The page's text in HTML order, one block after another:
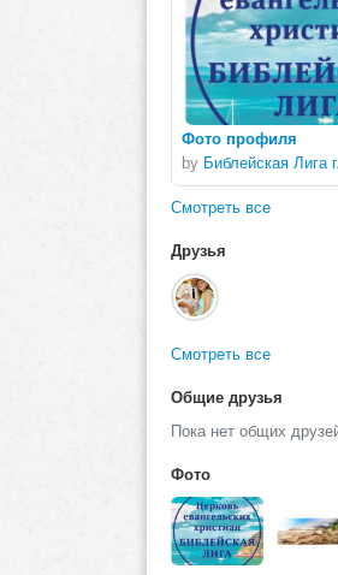
Фото профиля
by Библейская Лига
Смотреть все
Друзья
Смотреть все
Общие друзья
Пока нет общих
Фото